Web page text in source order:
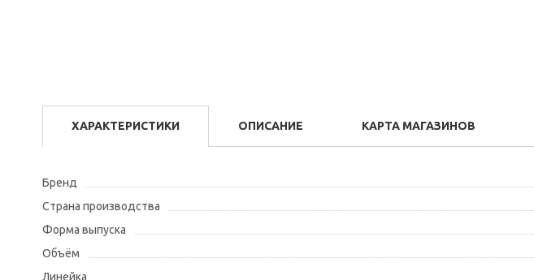
ХАРАКТЕРИСТИКИ ОПИСАНИЕ КАРТА МАГАЗИНОВ
Бренд
Страна производства
Форма выпуска
Объём
Линейка